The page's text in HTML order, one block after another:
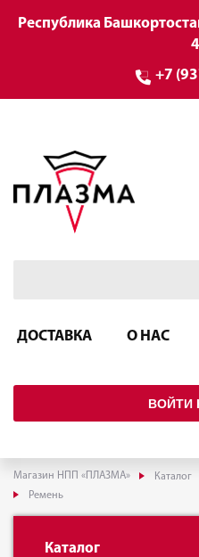
Республика
+7
ДОСТАВКА О НАС
ВОЙТИ
Магазин НПП «ПЛАЗМА» Каталог
Ремень
Каталог